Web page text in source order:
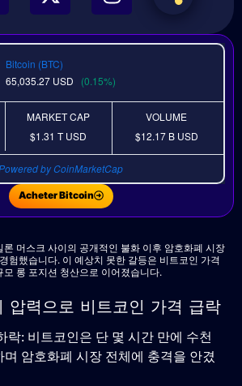
Bitcoin (BTC)
65,035.27 USD (0.15%)
MARKET CAP
$1.31 TUSD
VOLUME
$12.17 B USD
by CoinMarketCap
Acheter Bitcoin
론 머스크 사이의 공개적인 불화 이후 암호화폐 시장
험했습니다. 이 예상치 못한 갈등은 비트코인 ​​가격
모 롱 포지션 청산으로 이어졌습니다.
압력으로 비트코인 ​​가격 급락
락: 비트코인은 단 몇 시간 만에 수천
며 암호화폐 시장 전체에 충격을 안겼